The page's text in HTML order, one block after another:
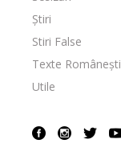
Știri
Stiri False
Texte Românești
Utile